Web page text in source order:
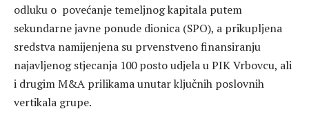
odluku o povećanje temeljnog kapitala putem
sekundarne javne ponude dionica (SPO), a prikupljena
sredstva namijenjena su prvenstveno finansiranju
najavljenog stjecanja 100 posto udjela u PIK Vrbovcu, ali
i drugim M&A prilikama unutar ključnih poslovnih
vertikala grupe.‍